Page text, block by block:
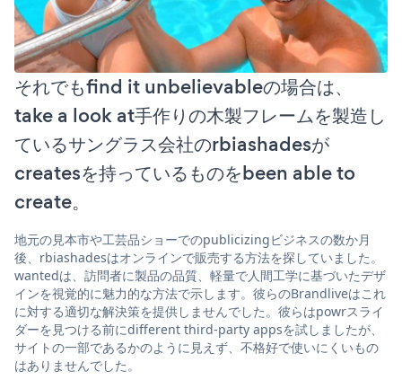
それでもfind it unbelievableの場合は、
take a look at手作りの木製フレームを製造し
ているサングラス会社のrbiashadesが
createsを持っているものをbeen able to
create。
地元の見本市や工芸品ショーでのpublicizingビジネスの数か月
後、rbiashadesはオンラインで販売する方法を探していました。
wantedは、訪問者に製品の品質、軽量で人間工学に基づいたデザ
インを視覚的に魅力的な方法で示します。彼らのBrandliveはこれ
に対する適切な解決策を提供しませんでした。彼らはpowrスライ
ダーを見つける前にdifferent third-party appsを試しましたが、
サイトの一部であるかのように見えず、不格好で使いにくいもの
はありませんでした。